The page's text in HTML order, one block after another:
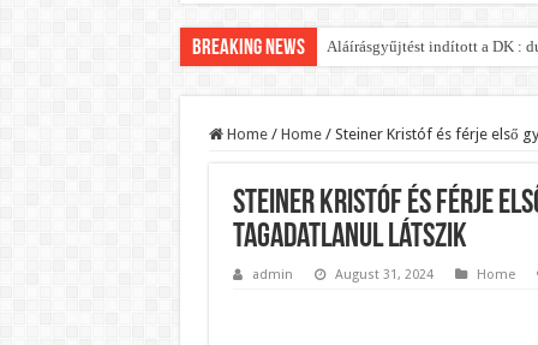
Breaking News Aláírásgyűjtést indított a DK :
Nem finomkodott:
Visszatérhet Sulyok
MOST TÖRTÉNT! Péter
PUTYIN MEGSEMMISÍTŐ
Szijjártó élő adásban
Home / Home / Steiner Kristóf és férje első
Steiner Kristóf és férje
tagadatlanul látszik
admin August 31, 2024 Home